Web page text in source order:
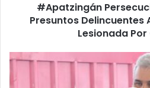
Lesionada
#Apatzingán
Presuntos Delincuentes
Lesionada
Polo
Desarrollo